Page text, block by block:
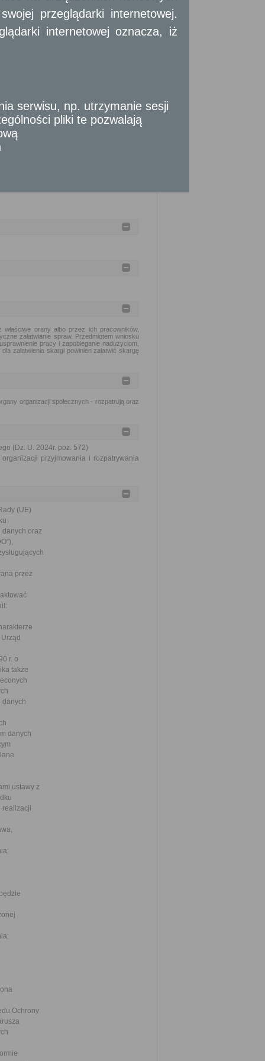
złożenia wniosku albo z powodu
prawem dozwolonych.
od złożenia wniosku.
orany albo przez ich pracowników,
załatwianie spraw. Przedmiotem wniosku
pracy i zapobieganie nadużyciom,
załatwienia skargi powinien załatwić skargę
organizacji społecznych - rozpatrują oraz
(Dz. U. 2024r. poz. 572)
przyjmowania i rozpatrywania
(UE)
danych oraz
przez
r. o
także
danych
danych
ustawy z
realizacji
Ochrony
przeglądarki internetowej.
internetowej oznacza, iż
serwisu, np. utrzymanie sesji
pliki te pozwalają